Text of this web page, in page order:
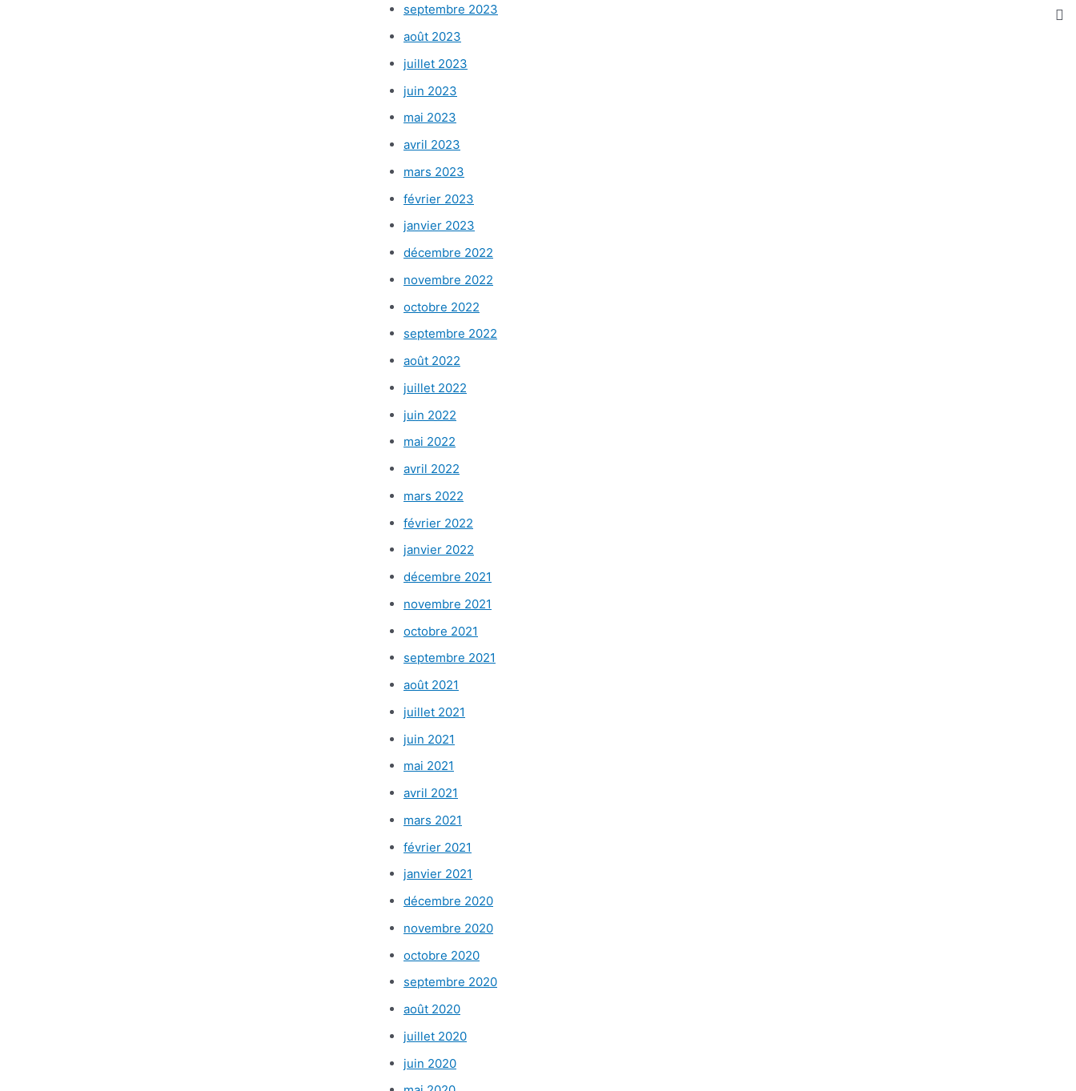
septembre 2023
août 2023
juillet 2023
juin 2023
mai 2023
avril 2023
mars 2023
février 2023
janvier 2023
décembre 2022
novembre 2022
octobre 2022
septembre 2022
août 2022
juillet 2022
juin 2022
mai 2022
avril 2022
mars 2022
février 2022
janvier 2022
décembre 2021
novembre 2021
octobre 2021
septembre 2021
août 2021
juillet 2021
juin 2021
mai 2021
avril 2021
mars 2021
février 2021
janvier 2021
décembre 2020
novembre 2020
octobre 2020
septembre 2020
août 2020
juillet 2020
juin 2020